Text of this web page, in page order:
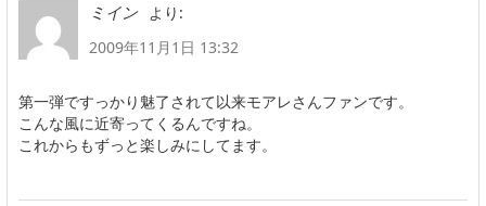
ミイン
より:
2009年11月1日 13:32
第一弾ですっかり魅了されて以来モアレさんファンです。
こんな風に近寄ってくるんですね。
これからもずっと楽しみにしてます。